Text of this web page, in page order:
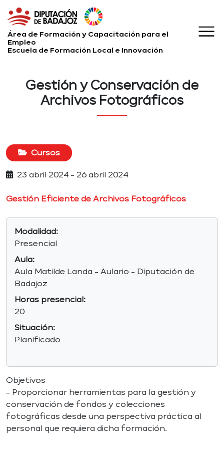
Área de Formación y Capacitación para el
Empleo
Escuela de Formación Local e Innovación
Gestión y Conservación de
Archivos Fotográficos
Cursos
23 abril 2024 - 26 abril 2024
Gestión Eficiente de Archivos Fotográficos
Modalidad:
Presencial
Aula:
Aula Matilde Landa - Aulario - Diputación de
Badajoz
Horas presencial:
20
Situación:
Planificado
Objetivos
- Proporcionar herramientas para la gestión y
conservación de fondos y colecciones
fotográficas desde una perspectiva práctica al
personal que requiera dicha formación.